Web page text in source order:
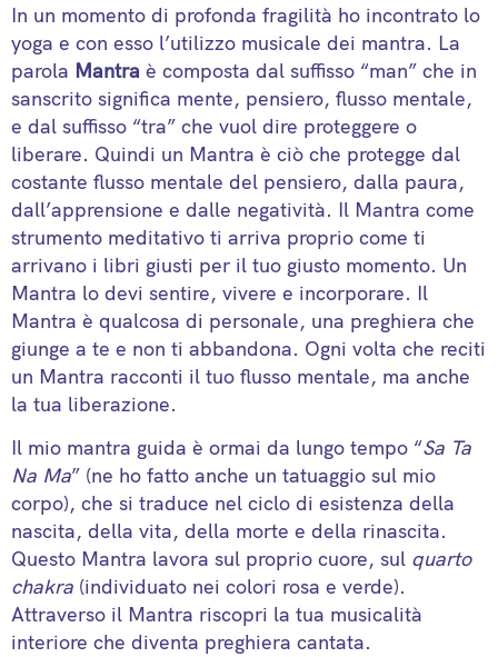
In un momento di profonda fragilità ho incontrato lo
yoga e con esso l’utilizzo musicale dei mantra. La
parola Mantra è composta dal suffisso “man” che in
sanscrito significa mente, pensiero, flusso mentale,
e dal suffisso “tra” che vuol dire proteggere o
liberare. Quindi un Mantra è ciò che protegge dal
costante flusso mentale del pensiero, dalla paura,
dall’apprensione e dalle negatività. Il Mantra come
strumento meditativo ti arriva proprio come ti
arrivano i libri giusti per il tuo giusto momento. Un
Mantra lo devi sentire, vivere e incorporare. Il
Mantra è qualcosa di personale, una preghiera che
giunge a te e non ti abbandona. Ogni volta che reciti
un Mantra racconti il tuo flusso mentale, ma anche
la tua liberazione.
Il mio mantra guida è ormai da lungo tempo “Sa Ta
Na Ma” (ne ho fatto anche un tatuaggio sul mio
corpo), che si traduce nel ciclo di esistenza della
nascita, della vita, della morte e della rinascita.
Questo Mantra lavora sul proprio cuore, sul quarto
chakra (individuato nei colori rosa e verde).
Attraverso il Mantra riscopri la tua musicalità
interiore che diventa preghiera cantata.